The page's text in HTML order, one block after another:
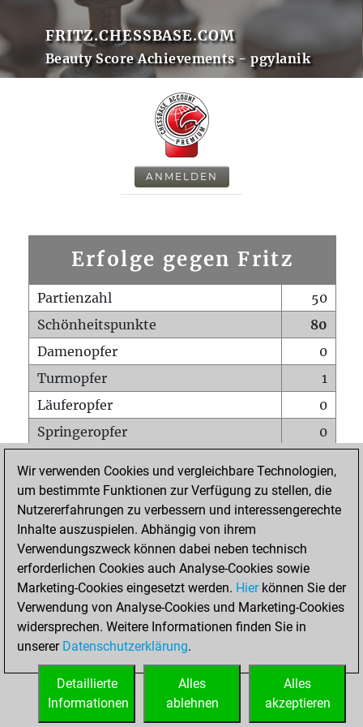
FRITZ.CHESSBASE.COM
Beauty Score Achievements - pgylanik
ANMELDEN
Erfolge gegen Fritz
Partienzahl
50
Schönheitspunkte
80
Damenopfer
0
Turmopfer
1
Läuferopfer
0
Springeropfer
0
Matt auf vollem Brett
0
Bauer setzt Matt
0
Erstickte Matts
Unterverwandlungen
Türme auf der siebten
0
STARTSEITE
Wir verwenden Cookies und vergleichbare Technologien,
um bestimmte Funktionen zur Verfügung zu stellen, die
Nutzererfahrungen zu verbessern und interessengerechte
Inhalte auszuspielen. Abhängig von ihrem
Verwendungszweck können dabei neben technisch
erforderlichen Cookies auch Analyse-Cookies sowie
Marketing-Cookies eingesetzt werden. Hierkönnen Sie der
Verwendung von Analyse-Cookies und Marketing-Cookies
widersprechen. Weitere Informationen finden Sie in
unserer Datenschutzerklärung.
Alles
akzeptieren
Alles
ablehnen
Detaillierte
Informationen